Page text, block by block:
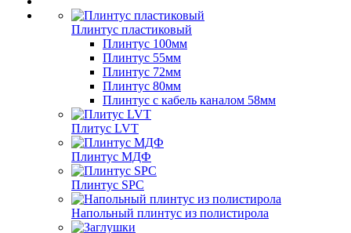
Плинтус пластиковый
Плинтус 100мм
Плинтус 55мм
Плинтус 72мм
Плинтус 80мм
Плинтус с кабель каналом 58мм
Плитус LVT
Плинтус МДФ
Плинтус SPC
Напольный плинтус из полистирола